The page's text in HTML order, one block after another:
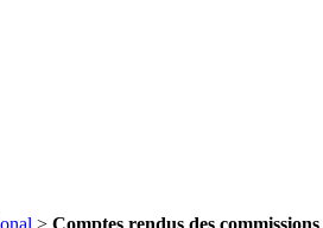
> Comptes rendus des commissions